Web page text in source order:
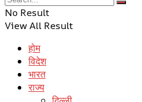
No Result
View All Result
होम
विदेश
भारत
राज्य